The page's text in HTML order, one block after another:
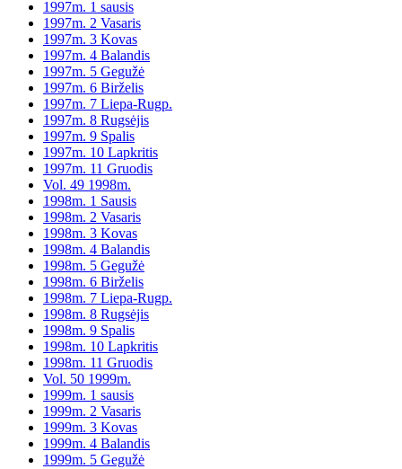
1997m. 1 sausis
1997m. 2 Vasaris
1997m. 3 Kovas
1997m. 4 Balandis
1997m. 5 Gegužė
1997m. 6 Birželis
1997m. 7 Liepa-Rugp.
1997m. 8 Rugsėjis
1997m. 9 Spalis
1997m. 10 Lapkritis
1997m. 11 Gruodis
Vol. 49 1998m.
1998m. 1 Sausis
1998m. 2 Vasaris
1998m. 3 Kovas
1998m. 4 Balandis
1998m. 5 Gegužė
1998m. 6 Birželis
1998m. 7 Liepa-Rugp.
1998m. 8 Rugsėjis
1998m. 9 Spalis
1998m. 10 Lapkritis
1998m. 11 Gruodis
Vol. 50 1999m.
1999m. 1 sausis
1999m. 2 Vasaris
1999m. 3 Kovas
1999m. 4 Balandis
1999m. 5 Gegužė